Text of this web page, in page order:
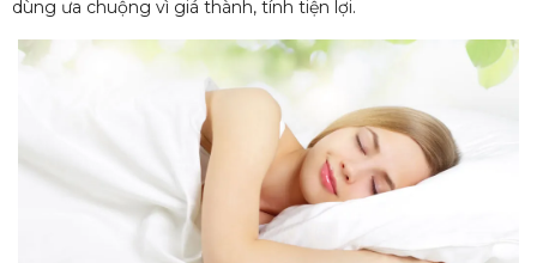
dùng ưa chuộng vì giá thành, tính tiện lợi.